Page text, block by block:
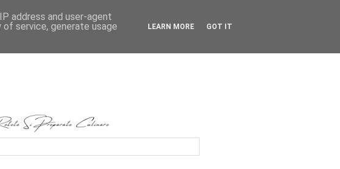
address and user-agent
service, generate usage
LEARN MORE GOT IT